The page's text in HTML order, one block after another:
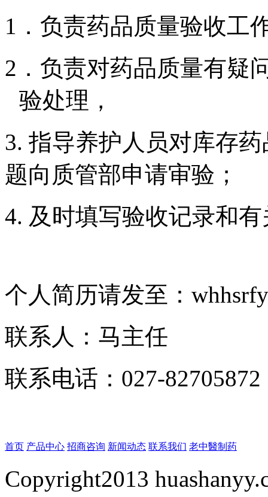
1． 负责药品质量验收工
2． 负责对药品质量有疑
验处理，
3. 指导养护人员对库存
题向质管部申请审验；
4. 及时填写验收记录和
个人简历请发至：
联系人：马主任
联系电话：027-82705872
首页 产品中心 招商咨询 新闻动态 联系我们 老中醫制药
Copyright2013